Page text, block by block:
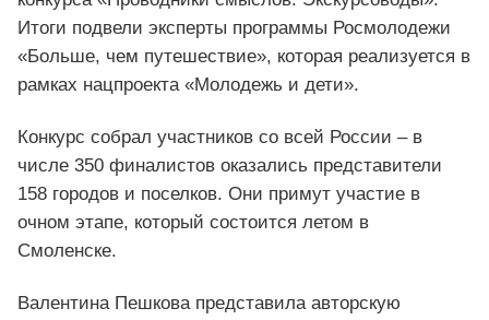
Итоги подвели эксперты программы Росмолодежи
«Больше, чем путешествие», которая реализуется в
рамках нацпроекта «Молодежь и дети».
Конкурс собрал участников со всей России – в
числе 350 финалистов оказались представители
158 городов и поселков. Они примут участие в
очном этапе, который состоится летом в
Смоленске.
Валентина Пешкова представила авторскую